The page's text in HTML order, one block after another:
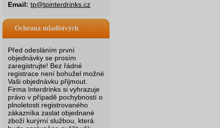
Email: tp@tpinterdrinks.cz
Ochrana mladistvých
Před odesláním první
objednávky se prosím
zaregistrujte! Bez řádné
registrace není bohužel možné
Vaši objednávku přijmout.
Firma Interdrinks si vyhrazuje
právo v případě pochybností o
plnoletosti registrovaného
zákazníka zaslat objednané
zboží kurýrní službou, která